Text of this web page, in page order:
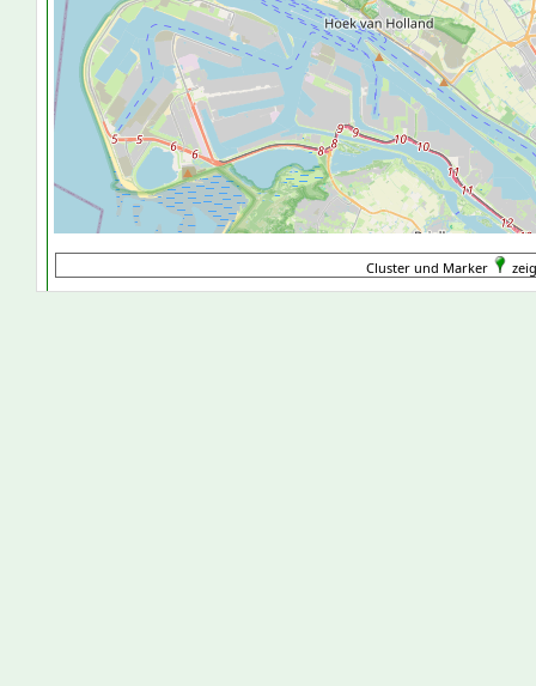
Cluster und Marker